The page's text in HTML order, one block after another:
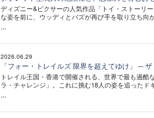
ディズニー&ピクサーの人気作品「トイ・ストーリ
な姿を前に、ウッディとバズが再び手を取り立ち向
...
2026.06.29
「フォー・トレイルズ 限界を超えてゆけ」 ─
トレイル王国・香港で開催される、世界で最も過
ラ・チャレンジ」。これに挑む18人の姿を追ったド
...